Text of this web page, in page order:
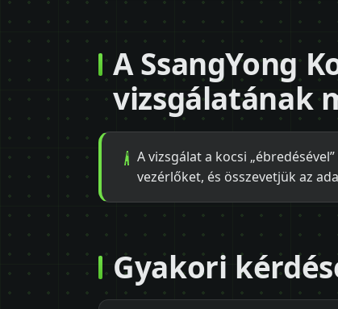
A SsangYong
vizsgálatának
A vizsgálat a kocsi
vezérlőket, és összevetjük az
Gyakori